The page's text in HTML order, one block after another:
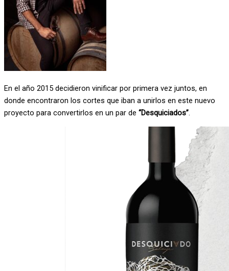
En el año 2015 decidieron vinificar por primera vez juntos, en
donde encontraron los cortes que iban a unirlos en este nuevo
proyecto para convertirlos en un par de “Desquiciados”.